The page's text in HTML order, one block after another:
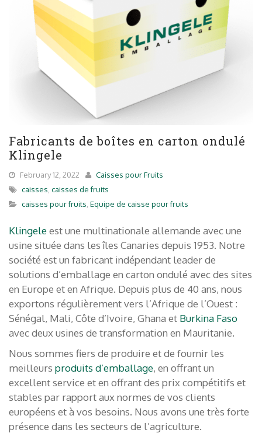
Fabricants de boîtes en carton ondulé
Klingele
February 12, 2022
Caisses pour Fruits
caisses caisses de fruits
caisses pour fruits Equipe de caisse pour fruits
Klingeleest une multinationale allemande avec une
usine située dans les îles Canaries depuis 1953. Notre
société est un fabricant indépendant leader de
solutions d’emballage en carton ondulé avec des sites
en Europe et en Afrique. Depuis plus de 40 ans, nous
exportons régulièrement vers l’Afrique de l’Ouest :
Sénégal, Mali, Côte d’Ivoire, Ghana et Burkina Faso
avec deux usines de transformation en Mauritanie.
Nous sommes fiers de produire et de fournir les
meilleurs produits d’emballage, en offrant un
excellent service et en offrant des prix compétitifs et
stables par rapport aux normes de vos clients
européens et à vos besoins. Nous avons une très forte
présence dans les secteurs de l’agriculture.